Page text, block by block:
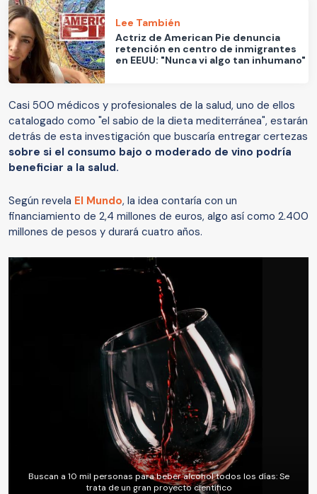
Lee También
Actriz de American Pie denuncia
retención en centro de inmigrantes
en EEUU: "Nunca vi algo tan inhumano"
Casi 500 médicos y profesionales de la salud, uno de ellos
catalogado como "el sabio de la dieta mediterránea", estarán
detrás de esta investigación que buscaría entregar certezas
sobre si el consumo bajo o moderado de vino podría
beneficiar a la salud.
Según revela El Mundo, la idea contaría con un
financiamiento de 2,4 millones de euros, algo así como 2.400
millones de pesos y durará cuatro años.
Buscan a 10 mil personas para beber alcohol todos los días: Se
trata de un gran proyecto científico